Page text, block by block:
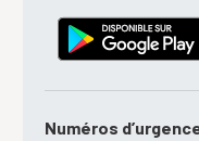
Numéros